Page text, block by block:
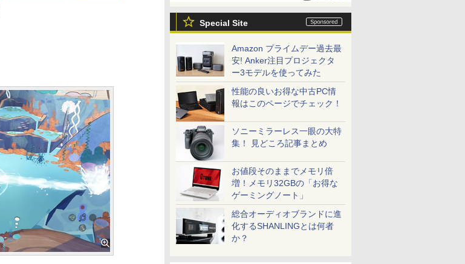
Special Site
Amazon プライムデー過去最
安! Anker注目プロジェクタ
ー3モデルを使ってみた
性能の良いお得な中古PC情
報はこのページでチェック！
ソニーミラーレス一眼の大特
集！ 見どころ記事まとめ
お値段そのままでメモリ倍
増！メモリ32GBの「お得な
ゲーミングノート」
総合オーディオブランドに進
化するSHANLINGとは何者
か？